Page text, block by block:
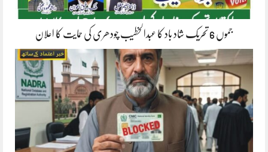
جموں 6 تحریک شاد باد کا عبدالخطیب چودھری کی حمایت کا اعلان